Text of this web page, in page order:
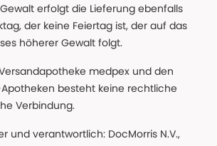
erfolgt die Lieferung ebenfalls
der keine Feiertag ist, der auf das
höherer Gewalt folgt.
medpex und den
besteht keine rechtliche
Verbindung.
und verantwortlich: DocMorris N.V.,